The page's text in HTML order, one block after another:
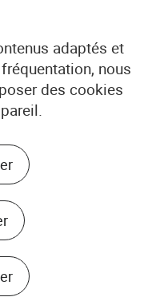
BREST
adaptés et
nous
des cookies